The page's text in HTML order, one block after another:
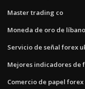
Master trading co
Moneda de oro de líbano
Servicio de señal forex
Mejores indicadores de
Comercio de papel forex